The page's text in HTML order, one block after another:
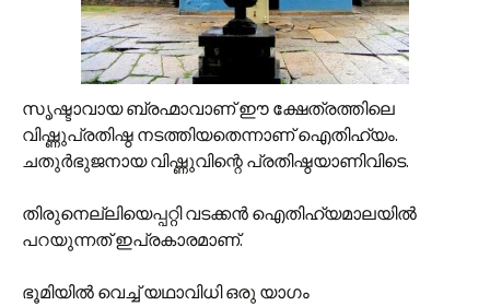
സൃഷ്ടാവായ ബ്രഹ്മാവാണ് ഈ ക്ഷേത്രത്തിലെ
വിഷ്ണുപ്രതിഷ്ഠ നടത്തിയതെന്നാണ് ഐതിഹ്യം.
ചതുര്‍ഭുജനായ വിഷ്ണുവിന്റെ പ്രതിഷ്ഠയാണിവിടെ.
തിരുനെല്ലിയെപ്പറ്റി വടക്കന്‍ ഐതിഹ്യമാലയില്‍
പറയുന്നത് ഇപ്രകാരമാണ്.
ഭൂമിയില്‍ വെച്ച് യഥാവിധി ഒരു യാഗം